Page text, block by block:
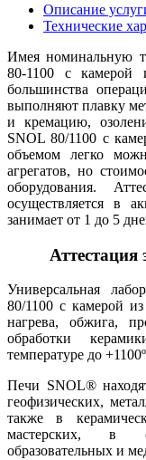
Описание
Технические
Имея номинальную
80-1100 с камерой
большинства
выполняют плавку
и кремацию,
SNOL 80/1100 с
объемом легко
агрегатов, но
оборудования.
осуществляется в
занимает от 1 до 5
Аттестация
Универсальная
80/1100 с камерой
нагрева, обжига,
обработки
температуре до
Печи SNOL®
геофизических,
также в
мастерских, в
образовательных и